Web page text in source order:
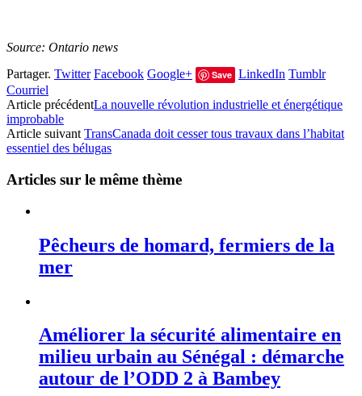
Source: Ontario news
Partager. Twitter Facebook Google+ Save LinkedIn Tumblr
Courriel
Article précédentLa nouvelle révolution industrielle et énergétique
improbable
Article suivant TransCanada doit cesser tous travaux dans l’habitat
essentiel des bélugas
Articles sur le même thème
Pêcheurs de homard, fermiers de la
mer
Améliorer la sécurité alimentaire en
milieu urbain au Sénégal : démarche
autour de l’ODD 2 à Bambey